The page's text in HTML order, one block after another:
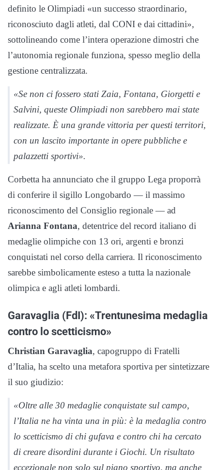
definito le Olimpiadi «un successo straordinario,
riconosciuto dagli atleti, dal CONI e dai cittadini»,
sottolineando come l’intera operazione dimostri che
l’autonomia regionale funziona, spesso meglio della
gestione centralizzata.
«Se non ci fossero stati Zaia, Fontana, Giorgetti e
Salvini, queste Olimpiadi non sarebbero mai state
realizzate. È una grande vittoria per questi territori,
con un lascito importante in opere pubbliche e
palazzetti sportivi».
Corbetta ha annunciato che il gruppo Lega proporrà
di conferire il sigillo Longobardo — il massimo
riconoscimento del Consiglio regionale — ad
Arianna Fontana, detentrice del record italiano di
medaglie olimpiche con 13 ori, argenti e bronzi
conquistati nel corso della carriera. Il riconoscimento
sarebbe simbolicamente esteso a tutta la nazionale
olimpica e agli atleti lombardi.
Garavaglia (FdI): «Trentunesima medaglia
contro lo scetticismo»
Christian Garavaglia, capogruppo di Fratelli
d’Italia, ha scelto una metafora sportiva per sintetizzare
il suo giudizio:
«Oltre alle 30 medaglie conquistate sul campo,
l’Italia ne ha vinta una in più: è la medaglia contro
lo scetticismo di chi gufava e contro chi ha cercato
di creare disordini durante i Giochi. Un risultato
eccezionale non solo sul piano sportivo, ma anche